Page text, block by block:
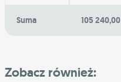
Suma 105 240,00
Zobacz również: